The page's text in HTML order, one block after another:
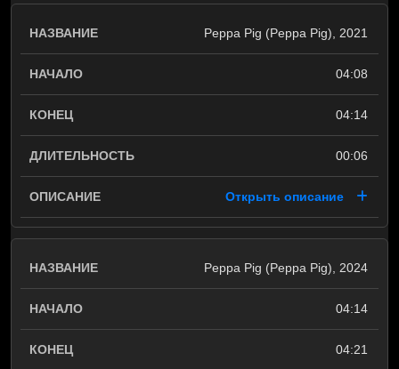
Peppa Pig (Peppa Pig), 2021
04:08
04:14
00:06
Открыть описание
Peppa Pig (Peppa Pig), 2024
04:14
04:21